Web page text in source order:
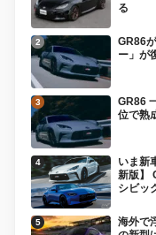
る
GR86
ー」が
GR86
位で熟
いま新
新版】
シビッ
海外で